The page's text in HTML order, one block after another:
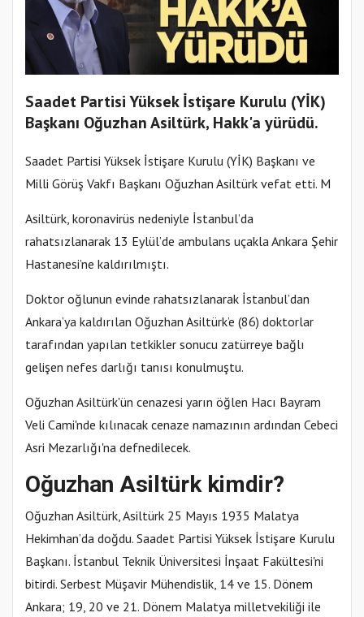
Saadet Partisi Yüksek İstişare Kurulu (YİK)
Başkanı Oğuzhan Asiltürk, Hakk'a yürüdü.
Saadet Partisi Yüksek İstişare Kurulu (YİK) Başkanı ve
Milli Görüş Vakfı Başkanı Oğuzhan Asiltürk vefat etti. M
Asiltürk, koronavirüs nedeniyle İstanbul’da
rahatsızlanarak 13 Eylül’de ambulans uçakla Ankara Şehir
Hastanesi’ne kaldırılmıştı.
Doktor oğlunun evinde rahatsızlanarak İstanbul’dan
Ankara’ya kaldırılan Oğuzhan Asiltürk’e (86) doktorlar
tarafından yapılan tetkikler sonucu zatürreye bağlı
gelişen nefes darlığı tanısı konulmuştu.
Oğuzhan Asiltürk'ün cenazesi yarın öğlen Hacı Bayram
Veli Cami'nde kılınacak cenaze namazının ardından Cebeci
Asri Mezarlığı'na defnedilecek.
Oğuzhan Asiltürk kimdir?
Oğuzhan Asiltürk, Asiltürk 25 Mayıs 1935 Malatya
Hekimhan’da doğdu. Saadet Partisi Yüksek İstişare Kurulu
Başkanı. İstanbul Teknik Üniversitesi İnşaat Fakültesi'ni
bitirdi. Serbest Müşavir Mühendislik, 14 ve 15. Dönem
Ankara; 19, 20 ve 21. Dönem Malatya milletvekiliği ile